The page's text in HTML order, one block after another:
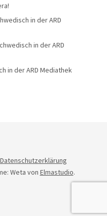
in der ARD
in der ARD
in der ARD Mediathek
Datenschutzerklärung
Weta von Elmastudio.